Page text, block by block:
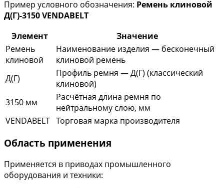
Пример условного обозначения: Ремень клиновой
Д(Г)-3150 VENDABELT
Элемент
Значение
Ремень
клиновой
Наименование изделия — бесконечный
клиновой ремень
Д(Г)
Профиль ремня — Д(Г) (классический
клиновой)
3150 мм
Расчётная длина ремня по
нейтральному слою, мм
VENDABELT Торговая марка производителя
Область применения
Применяется в приводах промышленного
оборудования и техники: